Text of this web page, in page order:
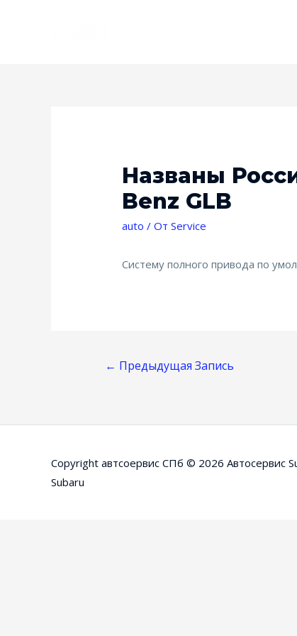
Названы
Benz GLB
auto / От Service
Систему полного привода по
Навигация
← Предыдущая Запись
Copyright автсоервис СПб © 2026 Автосервис
Subaru